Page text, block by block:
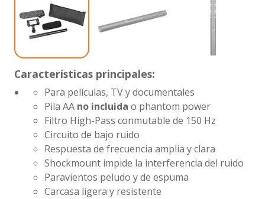
Características principales:
Para películas, TV y documentales
Pila AA no incluidao phantom power
Filtro High-Pass conmutable de 150 Hz
Circuito de bajo ruido
Respuesta de frecuencia amplia y clara
Shockmount impide la interferencia del ruido
Paravientos peludo y de espuma
Carcasa ligera y resistente